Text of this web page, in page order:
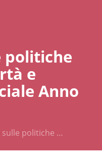
politiche
e
Anno
politiche …